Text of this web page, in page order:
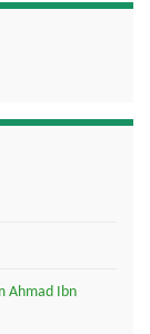
Ahmad Ibn